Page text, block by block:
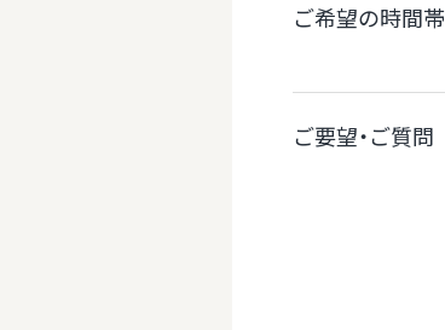
ご希望の時間帯
ご要望・ご質問